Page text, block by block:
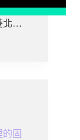
北…
固